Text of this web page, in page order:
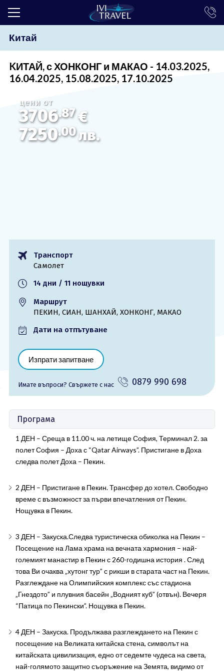
ТОП ОФЕРТИ
ПОЧИВКИ
ЕКСКУРЗИИ
ЕКЗОТИКА
КРУИЗИ
LAST MINUTE
За нас - Ivi Travel
Банкова сметка
Политика за
Китай
KИТАЙ, с ХОНКОНГ и МАКАО - 14.03.2025,
16.04.2025, 15.08.2025, 17.10.2025
цени от
3706.87€
7250.00лв.
Транспорт
Самолет
14 дни / 11 нощувки
Маршрут
ПЕКИН, СИАН, ШАНХАЙ, ХОНКОНГ, МАКАО
Дати на отпътуване
Изпрати запитване
Имате въпроси? Cвържете с нас 0879 990 698
Програма
1 ДЕН – Среща в 11.00 ч. на летище София, Терминал 2. за
полет София – Доха с “Qatar Airways”. Пристигане в Доха
следва полет Доха – Пекин.
2 ДЕН – Пристигане в Пекин. Трансфер до хотел. Свободно
време с възможност за първи впечатления от Пекин.
Нощувка в Пекин.
3 ДЕН – Закуска.Следва туристическа обиколка на Пекин –
Посещение на Лама храма на вечната хармония – най-
големият манастир в Пекин с 260-годишна история . След
това Ви очаква „хутонг тур” с рикши в старата част на Пекин.
Разглеждане на Олимпийския комплекс със стадиона
„Гнездото” и плувния басейн „Водният куб” (отвън). Вечеря
“Патица по Пекински”. Нощувка в Пекин.
4 ДЕН – Закуска. Продължава разглеждането на Пекин с
посещение на Великата китайска стена, символът на
китайската цивилизация, едно от седемте чудеса на света,
най-голямото защитно съоръжение на Земята, видимо от